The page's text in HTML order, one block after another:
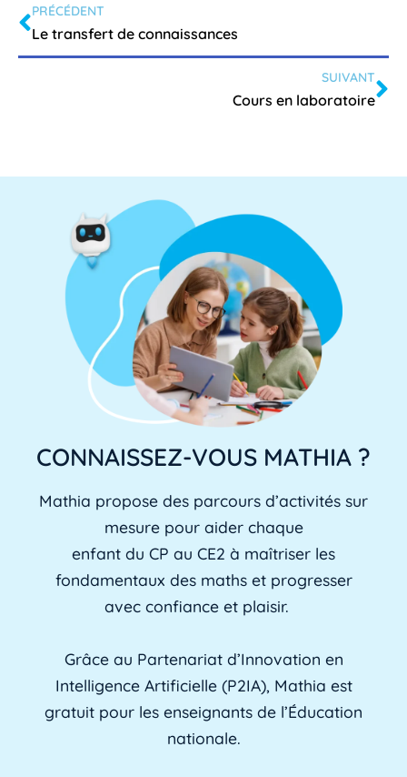
PRÉCÉDENT
Le transfert de connaissances
SUIVANT
Cours en laboratoire
CONNAISSEZ-VOUS MATHIA ?
Mathia propose des parcours d’activités sur
mesure pour aider chaque
enfant du CP au CE2 à maîtriser les
fondamentaux des maths et progresser
avec confiance et plaisir.
Grâce au Partenariat d’Innovation en
Intelligence Artificielle (P2IA), Mathia est
gratuit pour les enseignants de l’Éducation
nationale.